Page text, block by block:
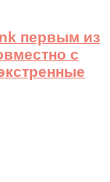
первым из
с